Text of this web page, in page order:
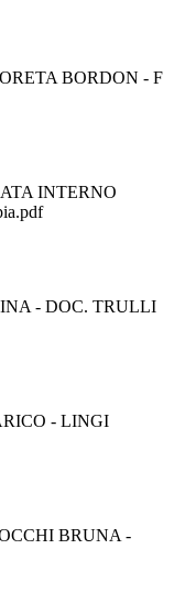
BORDON - F
INTERNO
- DOC. TRULLI
- LINGI
BRUNA -